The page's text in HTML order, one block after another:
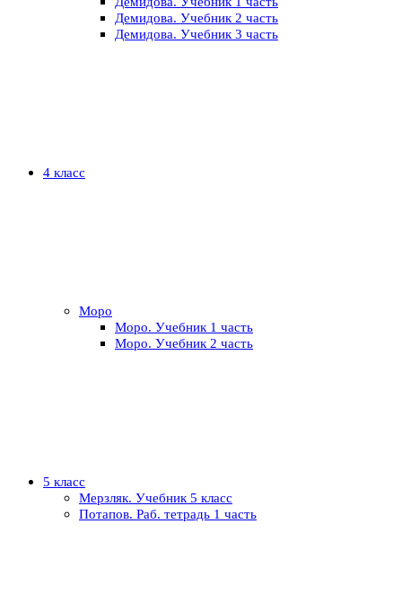
Демидова. Учебник 2 часть
Демидова. Учебник 3 часть
4 класс
Моро
Моро. Учебник 1 часть
Моро. Учебник 2 часть
5 класс
Мерзляк. Учебник 5 класс
Потапов. Раб. тетрадь 1 часть